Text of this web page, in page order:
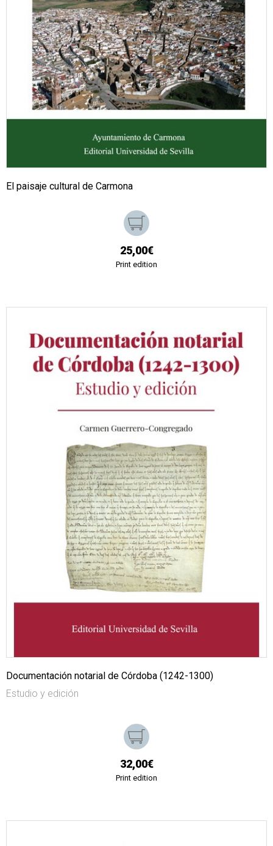
El paisaje cultural de Carmona
25,00€
Print edition
Documentación notarial de Córdoba (1242-1300)
Estudio y edición
32,00€
Print edition